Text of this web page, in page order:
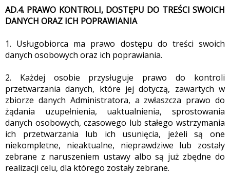
AD.4. PRAWO KONTROLI, DOSTĘPU DO TREŚCI SWOICH
DANYCH ORAZ ICH POPRAWIANIA
1. Usługobiorca ma prawo dostępu do treści swoich
danych osobowych oraz ich poprawiania.
2. Każdej osobie przysługuje prawo do kontroli
przetwarzania danych, które jej dotyczą, zawartych w
zbiorze danych Administratora, a zwłaszcza prawo do
żądania uzupełnienia, uaktualnienia, sprostowania
danych osobowych, czasowego lub stałego wstrzymania
ich przetwarzania lub ich usunięcia, jeżeli są one
niekompletne, nieaktualne, nieprawdziwe lub zostały
zebrane z naruszeniem ustawy albo są już zbędne do
realizacji celu, dla którego zostały zebrane.